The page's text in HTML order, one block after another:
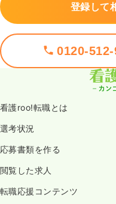
登録して
0120-
看護roo!転職とは
選考状況
応募書類を作る
閲覧した求人
転職応援コンテンツ